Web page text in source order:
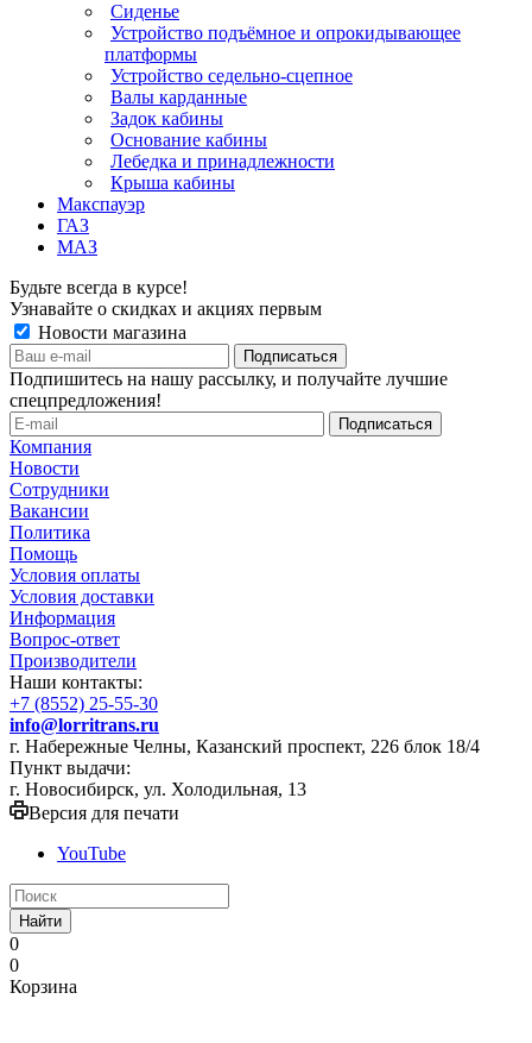
Сиденье
Устройство подъёмное и опрокидывающее
платформы
Устройство седельно-сцепное
Валы карданные
Задок кабины
Основание кабины
Лебедка и принадлежности
Крыша кабины
Макспауэр
ГАЗ
МАЗ
Будьте всегда в курсе!
Узнавайте о скидках и акциях первым
Новости магазина
Подпишитесь на нашу рассылку, и получайте лучшие
спецпредложения!
Компания
Новости
Сотрудники
Вакансии
Политика
Помощь
Условия оплаты
Условия доставки
Информация
Вопрос-ответ
Производители
Наши контакты:
+7 (8552) 25-55-30
info@lorritrans.ru
г. Набережные Челны, Казанский проспект, 226 блок 18/4
Пункт выдачи:
г. Новосибирск, ул. Холодильная, 13
Версия для печати
YouTube
Найти
0
0
Корзина